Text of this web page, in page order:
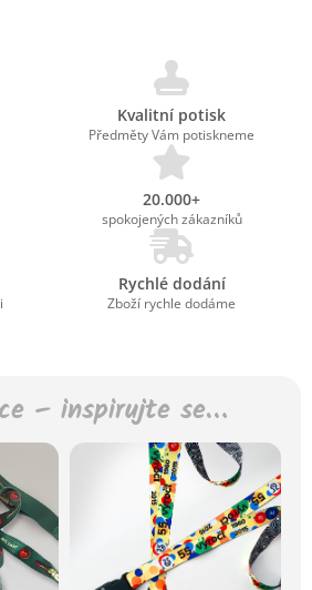
Kvalitní potisk
Předměty Vám potiskneme
20.000+
spokojených zákazníků
Rychlé dodání
Zboží rychle dodáme
– inspirujte se…